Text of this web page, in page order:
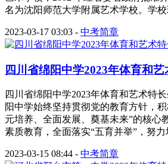
名为沈阳师范大学附属艺术学校。学校
2023-03-17 03:03 - 中考简章
四川省绵阳中学2023年体育和
四川省绵阳中学2023年体育和艺术特
阳中学始终坚持贯彻党的教育方针，
元培养、全面发展、奠基未来”的核心
素质教育，全面落实“五育并举”，努力
2023-03-15 08:44 - 中考简章